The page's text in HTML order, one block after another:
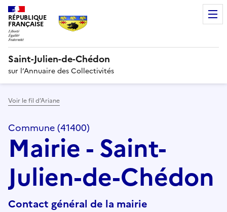
RÉPUBLIQUE
FRANÇAISE
Saint-Julien-de-Chédon
sur l’Annuaire des Collectivités
Voir le fil d’Ariane
Commune (41400)
Mairie - Saint-
Julien-de-Chédon
Contact général de la mairie